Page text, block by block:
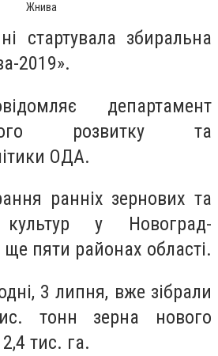
Жнива
стартувала збиральна
2019».
департамент
розвитку та
ОДА.
ранніх зернових та
культур у Новоград-
пяти районах області.
3 липня, вже зібрали
тонн зерна нового
тис. га.